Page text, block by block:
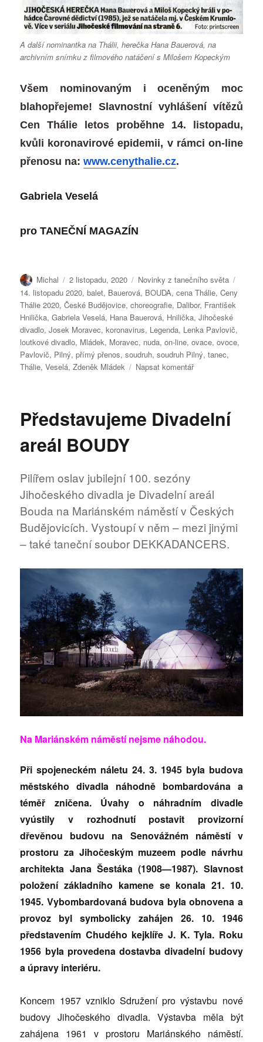
A další nominantka na Thálii, herečka Hana Bauerová, na
archivním snímku z filmového natáčení s Milošem Kopeckým
Všem nominovaným i oceněným moc
blahopřejeme! Slavnostní vyhlášení vítězů
Cen Thálie letos proběhne 14. listopadu,
kvůli koronavirové epidemii, v rámci on-line
přenosu na:www.cenythalie.cz.
Gabriela Veselá
proTANEČNÍ MAGAZÍN
Autor:
Michal Publikováno:
2 listopadu, 2020 Rubriky:
Novinky z tanečního světa
14. listopadu 2020,balet, Bauerová, BOUDA,cena Thálie,Ceny
Thálie 2020,České Budějovice,choreografie, Dalibor, František
Hnilička,Gabriela Veselá, Hana Bauerová, Hnilička,Jihočeské
divadlo,Josek Moravec,koronavirus, Legenda, Lenka Pavlovič,
loutkové divadlo, Mládek, Moravec, nuda,on-line,ovace,ovoce,
Pavlovič, Pilný,přímý přenos,soudruh,soudruh Pilný,tanec,
Thálie,Veselá,Zdeněk Mládek Napsat komentářpro
Radost
z
Představujeme Divadelní
areál BOUDY
Pilířem oslav jubilejní 100. sezóny
Jihočeského divadla je Divadelní areál
Bouda na Mariánském náměstí v Českých
Budějovicích. Vystoupí v něm – mezi jinými
– také taneční soubor DEKKADANCERS.
Na Mariánském náměstí nejsme náhodou.
Při spojeneckém náletu 24. 3. 1945 byla budova
městského divadla náhodně bombardována a
téměř zničena. Úvahy o náhradním divadle
vyústily v rozhodnutí postavit provizorní
dřevěnou budovu na Senovážném náměstí v
prostoru za Jihočeským muzeem podle návrhu
architekta Jana Šestáka (1908—1987). Slavnost
položení základního kamene se konala 21. 10.
1945. Vybombardovaná budova byla obnovena a
provoz byl symbolicky zahájen 26. 10. 1946
představením Chudého kejklíře J. K. Tyla. Roku
1956 byla provedena dostavba divadelní budovy
a úpravy interiéru.
Koncem 1957 vzniklo Sdružení pro výstavbu nové
budovy Jihočeského divadla. Výstavba měla být
zahájena 1961 v prostoru Mariánského náměstí.